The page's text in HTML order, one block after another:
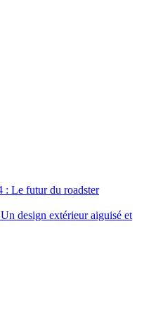
: Le futur du roadster
design extérieur aiguisé et